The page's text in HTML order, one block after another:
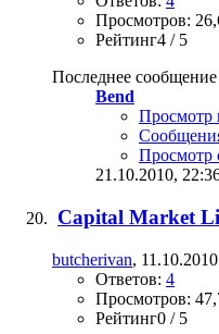
Просмотров:
Рейтинг4 / 5
Последнее сообщение
Bend
Просмотр
Просмотр
21.10.2010,
Capital Market
butcherivan,
Ответов: 4
Просмотров:
Рейтинг0 / 5